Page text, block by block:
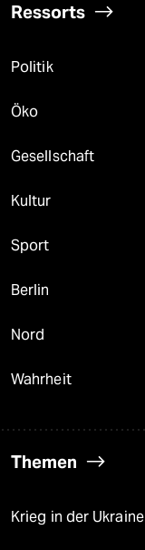
Ressorts
Politik
Öko
Gesellschaft
Kultur
Sport
Berlin
Nord
Wahrheit
Themen
Krieg in der Ukraine